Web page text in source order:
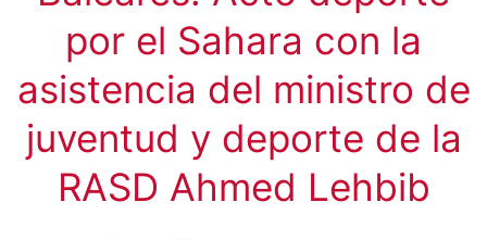
por el Sahara con la
asistencia del ministro de
juventud y deporte de la
RASD Ahmed Lehbib